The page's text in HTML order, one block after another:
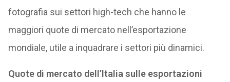
fotografia sui settori high-tech che hanno le
maggiori quote di mercato nell’esportazione
mondiale, utile a inquadrare i settori più dinamici.
Quote di mercato dell’Italia sulle esportazioni